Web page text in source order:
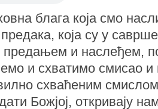
блага која смо
која су у
предањем и наслеђем,
и схватимо смисао
схваћеним
Божјој, откривају